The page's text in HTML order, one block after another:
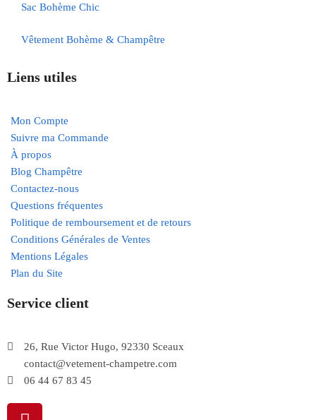
Sac Bohème Chic
Vêtement Bohème & Champêtre
Liens utiles
Mon Compte
Suivre ma Commande
À propos
Blog Champêtre
Contactez-nous
Questions fréquentes
Politique de remboursement et de retours
Conditions Générales de Ventes
Mentions Légales
Plan du Site
Service client
26, Rue Victor Hugo, 92330 Sceaux
contact@vetement-champetre.com
06 44 67 83 45